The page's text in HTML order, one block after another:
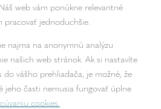
web vám ponúkne relevantné
pracovať jednoduchšie.
najmä na anonymnú analýzu
našich web stránok. Ak si nastavíte
do vášho prehliadača, je možné, že
jeho časti nemusia fungovať úplne
cookies.